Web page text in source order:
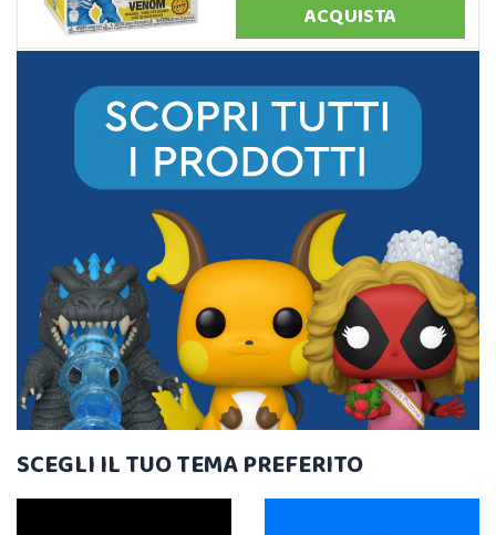
ACQUISTA
SCEGLI IL TUO TEMA PREFERITO